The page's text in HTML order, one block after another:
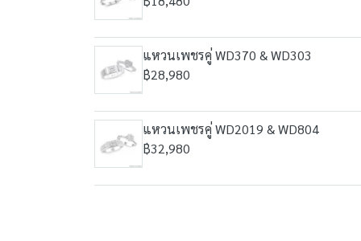
แหวนเพชรคู่ WD370 & WD303
฿28,980
แหวนเพชรคู่ WD2019 & WD804
฿32,980